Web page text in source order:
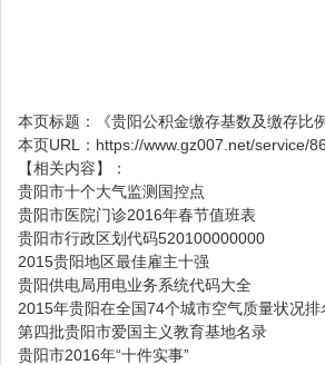
本页标题：
《贵阳公积金缴存基数及缴存比
本页URL： https://www.gz007.net/service/
【相关内容】：
贵阳市十个大气监测国控点
贵阳市医院门诊2016年春节值班表
贵阳市行政区划代码520100000000
2015贵阳地区最佳雇主十强
贵阳供电局用电业务系统代码大全
2015年贵阳在全国74个城市空气质量状况排
第四批贵阳市爱国主义教育基地名录
贵阳市2016年“十件实事”